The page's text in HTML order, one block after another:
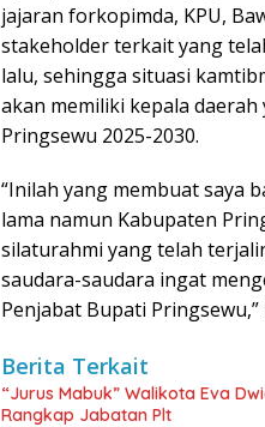
jajaran forkopimda, KPU,
stakeholder terkait yang
lalu, sehingga situasi
akan memiliki kepala
Pringsewu 2025-2030.
“Inilah yang membuat saya
lama namun Kabupaten
silaturahmi yang telah
saudara-saudara ingat
Penjabat Bupati Pringsewu,”
Berita Terkait
“Jurus Mabuk” Walikota Eva
Rangkap Jabatan Plt